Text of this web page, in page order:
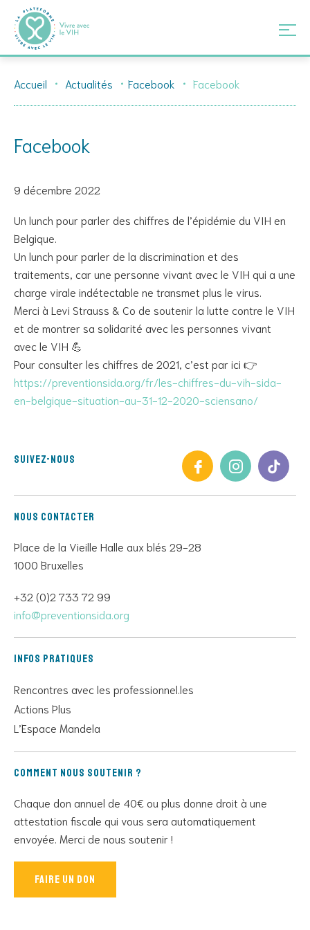
Accueil Actualités Facebook Facebook
Facebook
9 décembre 2022
Un lunch pour parler des chiffres de l’épidémie du VIH en
Belgique.
Un lunch pour parler de la discrimination et des
traitements, car une personne vivant avec le VIH qui a une
charge virale indétectable ne transmet plus le virus.
Merci à Levi Strauss & Co de soutenir la lutte contre le VIH
et de montrer sa solidarité avec les personnes vivant
avec le VIH 💪
Pour consulter les chiffres de 2021, c’est par ici 👉
https://preventionsida.org/fr/les-chiffres-du-vih-sida-
en-belgique-situation-au-31-12-2020-sciensano/
Suivez-nous
Nous contacter
Place de la Vieille Halle aux blés 29-28
1000 Bruxelles
+32 (0)2 733 72 99
info@preventionsida.org
Infos pratiques
Rencontres avec les professionnel.les
Actions Plus
L’Espace Mandela
Comment nous soutenir ?
Chaque don annuel de 40€ ou plus donne droit à une
attestation fiscale qui vous sera automatiquement
envoyée. Merci de nous soutenir !
Faire un don